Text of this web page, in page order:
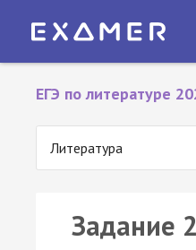
ЕГЭ по литературе
Литература
Задание